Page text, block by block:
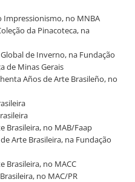
Impressionismo, no MNBA
da Pinacoteca, na
de Inverno, na Fundação
de Minas Gerais
Años de Arte Brasileño, no
Brasileira, no MAB/Faap
Arte Brasileira, na Fundação
Brasileira, no MACC
no MAC/PR